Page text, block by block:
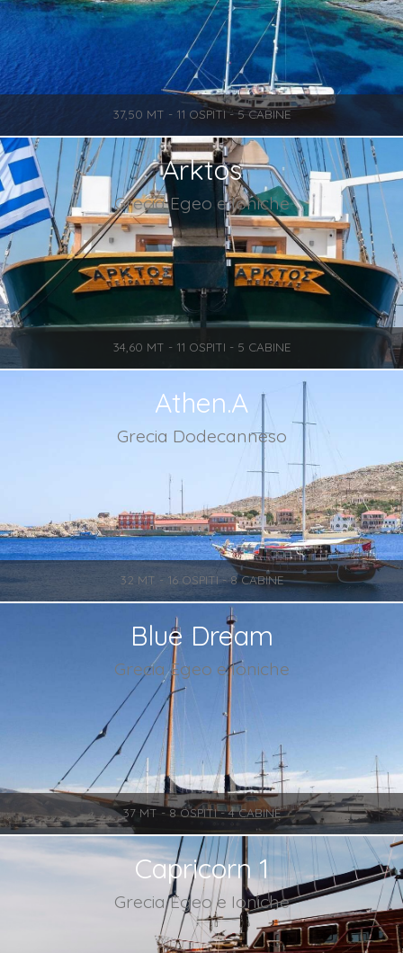
37,50 MT - 11 OSPITI - 5 CABINE
Arktos
Grecia Egeo e Ioniche
34,60 MT - 11 OSPITI - 5 CABINE
Athen.A
Grecia Dodecanneso
32 MT - 16 OSPITI - 8 CABINE
Blue Dream
Grecia Egeo e Ioniche
37 MT - 8 OSPITI - 4 CABINE
Capricorn 1
Grecia Egeo e Ioniche